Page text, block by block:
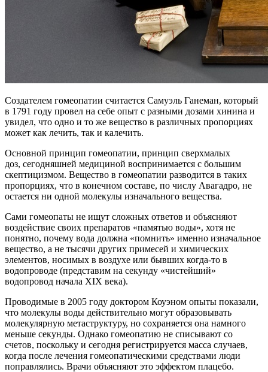
Создателем гомеопатии считается Самуэль Ганеман, который
в 1791 году провел на себе опыт с разными дозами хинина и
увидел, что одно и то же вещество в различных пропорциях
может как лечить, так и калечить.
Основной принцип гомеопатии, принцип сверхмалых
доз, сегодняшней медициной воспринимается с большим
скептицизмом. Вещество в гомеопатии разводится в таких
пропорциях, что в конечном составе, по числу Авагадро, не
остается ни одной молекулы изначального вещества.
Сами гомеопаты не ищут сложных ответов и объясняют
воздействие своих препаратов «памятью воды», хотя не
понятно, почему вода должна «помнить» именно изначальное
вещество, а не тысячи других примесей и химических
элементов, носимых в воздухе или бывших когда-то в
водопроводе (представим на секунду «чистейший»
водопровод начала XIX века).
Проводимые в 2005 году доктором Коуэном опыты показали,
что молекулы воды действительно могут образовывать
молекулярную метаструктуру, но сохраняется она намного
меньше секунды. Однако гомеопатию не списывают со
счетов, поскольку и сегодня регистрируется масса случаев,
когда после лечения гомеопатическими средствами люди
поправлялись. Врачи объясняют это эффектом плацебо.